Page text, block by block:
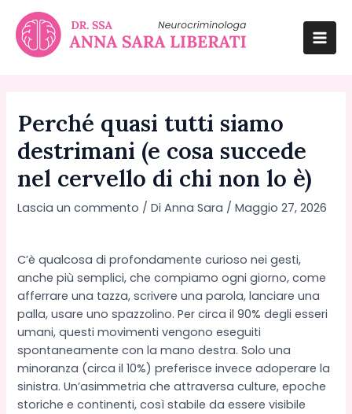
contenuto
Perché quasi tutti siamo
destrimani (e cosa succede
nel cervello di chi non lo è)
Lascia un commento / DiAnna Sara /Maggio 27, 2026
C’è qualcosa di profondamente curioso nei gesti,
anche più semplici, che compiamo ogni giorno, come
afferrare una tazza, scrivere una parola, lanciare una
palla, usare uno spazzolino. Per circa il 90% degli esseri
umani, questi movimenti vengono eseguiti
spontaneamente con la mano destra. Solo una
minoranza (circa il 10%) preferisce invece adoperare la
sinistra. Un’asimmetria che attraversa culture, epoche
storiche e continenti, così stabile da essere visibile